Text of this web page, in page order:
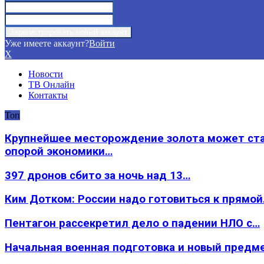
Уже имеете аккаунт?Войти
X
Новости
ТВ Онлайн
Контакты
Топ
Крупнейшее месторождение золота может
опорой экономики…
397 дронов сбито за ночь над 13…
Ким Дотком: России надо готовиться к
Пентагон рассекретил дело о падении НЛО с…
Начальная военная подготовка и новый